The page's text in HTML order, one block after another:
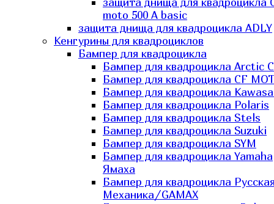
moto 500 A basic
защита днища для квадроцикла ADLY
Кенгурины для квадроциклов
Бампер для квадроцикла
Бампер для квадроцикла Arctic
Бампер для квадроцикла CF
Бампер для квадроцикла
Бампер для квадроцикла Polaris
Бампер для квадроцикла Stels
Бампер для квадроцикла Suzuki
Бампер для квадроцикла SYM
Бампер для квадроцикла Yamaha
Ямаха
Бампер для квадроцикла
Механика/GAMAX